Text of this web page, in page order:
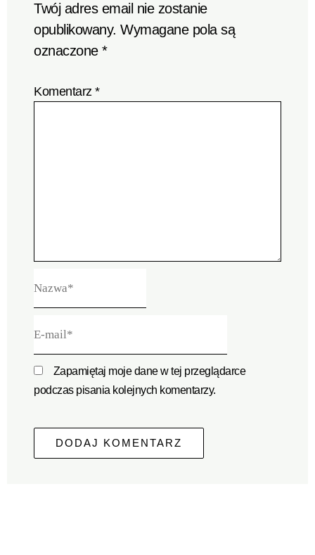
Twój adres email nie zostanie
opublikowany. Wymagane pola są
oznaczone*
Komentarz*
mail*
Zapamiętaj moje dane w tej przeglądarce
podczas pisania kolejnych komentarzy.